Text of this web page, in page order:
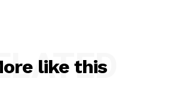
like this